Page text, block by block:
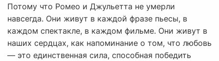
Потому что Ромео и Джульетта не умерли
навсегда. Они живут в каждой фразе пьесы, в
каждом спектакле, в каждом фильме. Они живут в
наших сердцах, как напоминание о том, что любовь
— это единственная сила, способная победить